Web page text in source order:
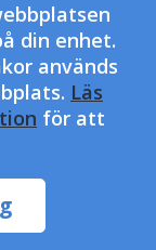
din enhet.
används
Läs
för att
501(c)
är en
regel
eller
LCI